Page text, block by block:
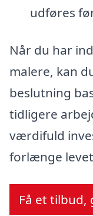
udføres
Når du har
malere, kan
beslutning
tidligere
værdifuld
forlænge
Få et